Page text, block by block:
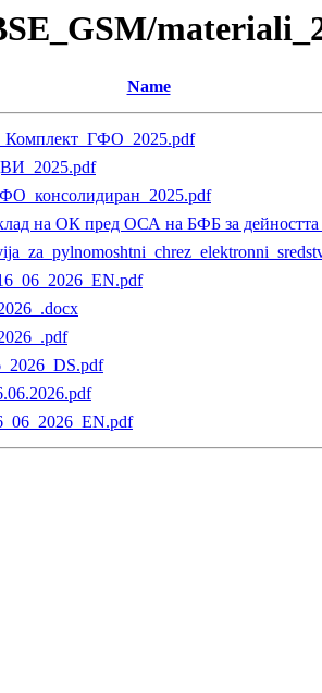
Name
на ОК пред ОСА на БФБ за дейността